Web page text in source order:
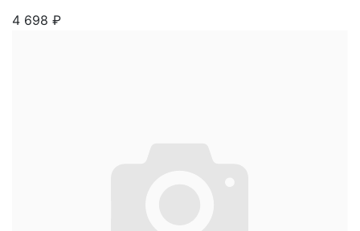
4 698 ₽